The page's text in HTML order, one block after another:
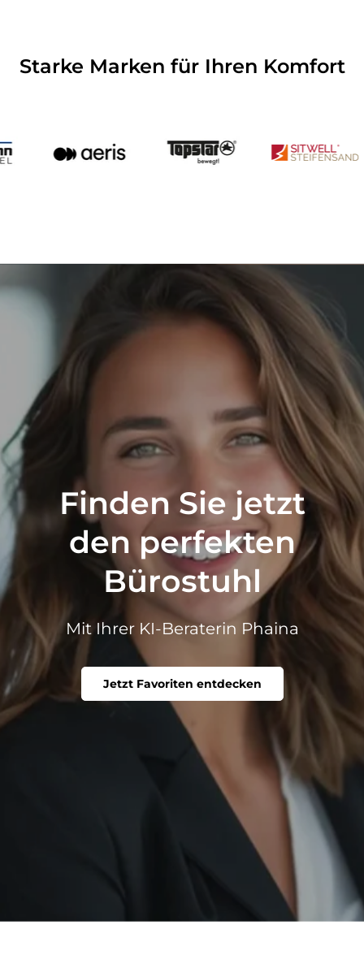
Starke Marken für Ihren Komfort
Finden Sie jetzt
den perfekten
Bürostuhl
Mit Ihrer KI-Beraterin Phaina
Jetzt Favoriten entdecken